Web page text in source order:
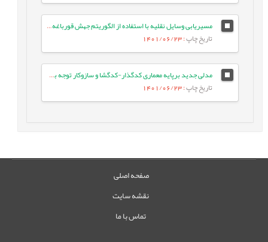
مسیریابی وسایل نقلیه با استفاده از الگوریتم جهش قورباغه مخلوط شده فرد محور
تاریخ چاپ: 1401/06/23
مدلی جدید برپایه معماری کدگذار-کدگشا و سازوکار توجه برای خلاصه‌سازی چکیده‌ای خودکار متون
تاریخ چاپ: 1401/06/23
صفحه اصلی
نقشه سایت
تماس با ما